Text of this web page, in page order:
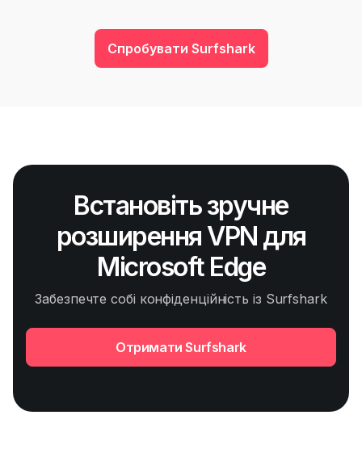
Спробувати Surfshark
Встановіть зручне
розширення VPN для
Microsoft Edge
Забезпечте собі конфіденційність із Surfshark
Отримати Surfshark